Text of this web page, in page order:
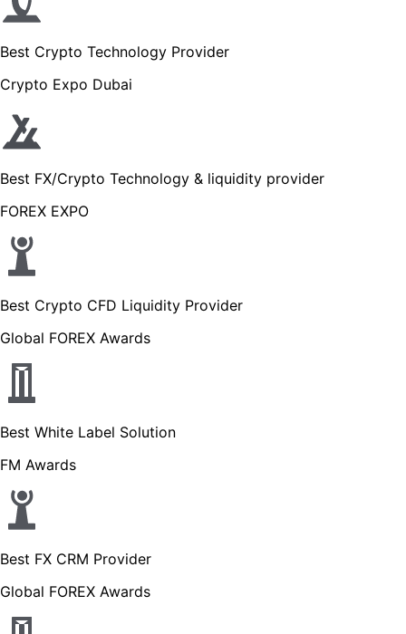
Best Crypto Technology Provider
Crypto Expo Dubai
Best FX/Crypto Technology & liquidity provider
FOREX EXPO
Best Crypto CFD Liquidity Provider
Global FOREX Awards
Best White Label Solution
FM Awards
Best FX CRM Provider
Global FOREX Awards